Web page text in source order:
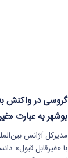
گروسی در واکنش
بوشهر به عبارت
مدیرکل آژانس
با «غیرقابل قبول»